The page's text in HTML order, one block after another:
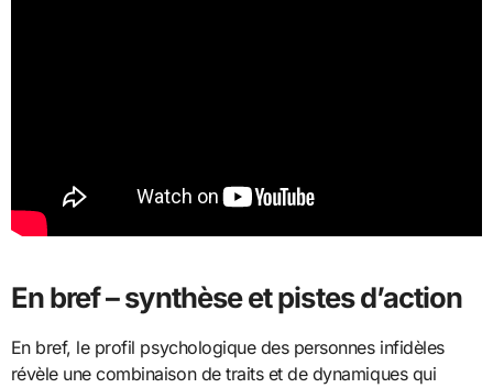
En bref – synthèse et pistes d’action
En bref, le profil psychologique des personnes infidèles
révèle une combinaison de traits et de dynamiques qui